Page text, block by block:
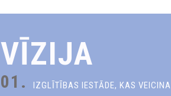
VĪZIJA
01.
IZGLĪTĪBAS IESTĀDE, KAS VEICINA